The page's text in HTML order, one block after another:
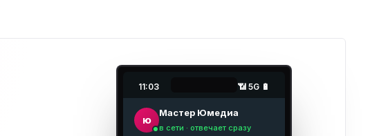
11:03 📶 5G 🔋
ю
Мастер Юмедиа
в сети · отвечает сразу